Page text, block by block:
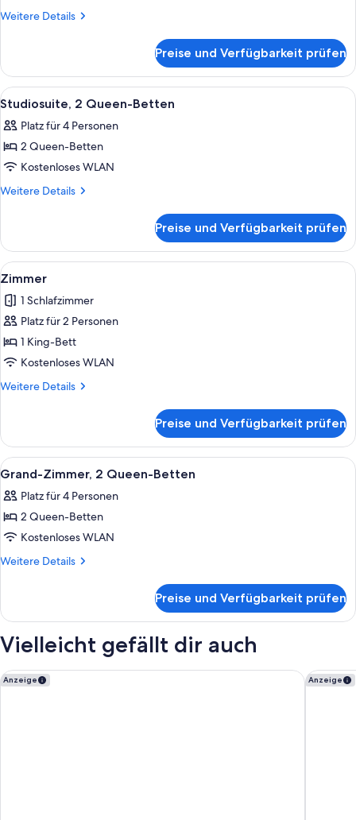
2 Queen-
Weitere Details
Weitere
Zimmer,
2 Queen-
Betten
Preise und Verfügbarkeit prüfen
Alle
Fotos
für
Studiosuite,
2 Queen-
Betten
Ein Hotelzimmer mit Bett,
5
Studiosuite, 2 Queen-Betten
Platz für 4 Personen
2 Queen-Betten
Kostenloses WLAN
Weitere Details
Weitere
2 Queen-
Betten
Preise und Verfügbarkeit prüfen
Alle
Fotos
für
Zimmer
anzeigen
Ein Zimmer mit großem Fenster,
14
Zimmer
1 Schlafzimmer
Platz für 2 Personen
1 King-Bett
Kostenloses WLAN
Weitere Details
Weitere
Preise und Verfügbarkeit prüfen
Alle
Fotos
für
Grand-
Zimmer,
2 Queen-
Ein Hotelzimmer mit zwei Betten,
5
Grand-Zimmer, 2 Queen-Betten
Platz für 4 Personen
2 Queen-Betten
Kostenloses WLAN
Weitere Details
Weitere
Zimmer,
Betten
Preise und Verfügbarkeit prüfen
Vielleicht gefällt dir auch
Anzeige
Embassy Suites by Hilton Nashville SE Murfreesboro Anzeige
Loews